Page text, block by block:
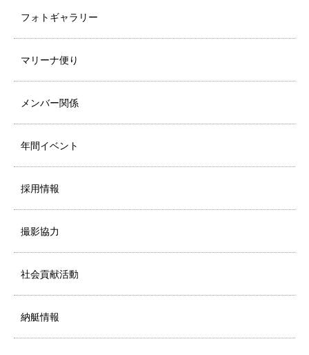
フォトギャラリー
マリーナ便り
メンバー関係
年間イベント
採用情報
撮影協力
社会貢献活動
納艇情報